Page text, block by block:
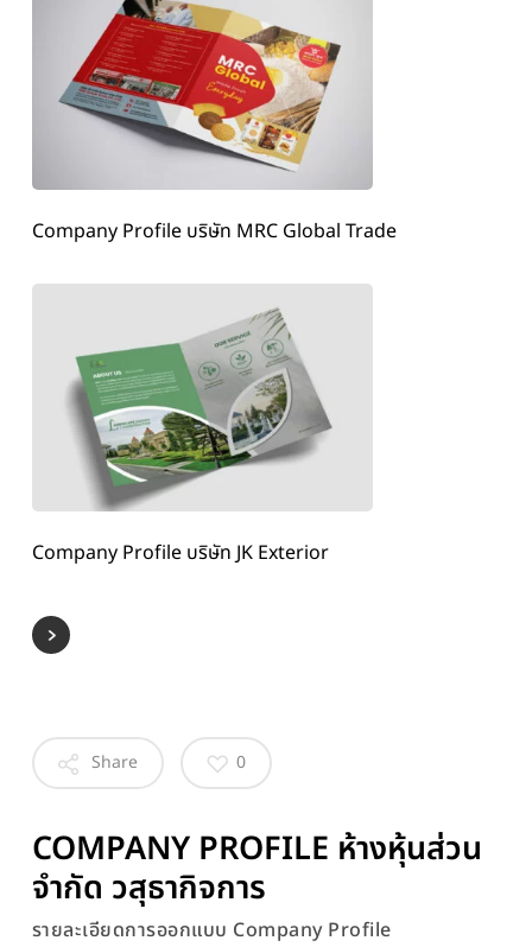
Company Profile บริษัท MRC Global Trade
Company Profile บริษัท JK Exterior
Share 0
COMPANY PROFILE ห้างหุ้นส่วน
จำกัด วสุธากิจการ
รายละเอียดการออกแบบ Company Profile